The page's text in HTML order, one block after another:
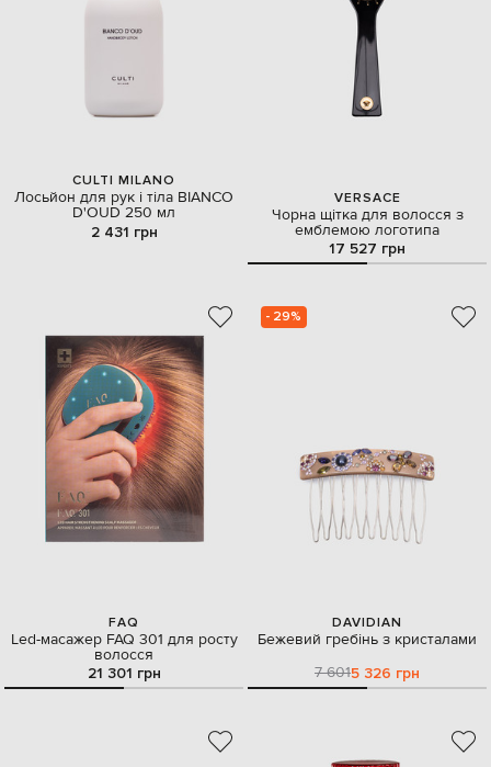
CULTI MILANO
Лосьйон для рук і тіла BIANCO
D'OUD 250 мл
2 431 грн
VERSACE
Чорна щітка для волосся з
емблемою логотипа
17 527 грн
FAQ
Led-масажер FAQ 301 для росту
волосся
21 301 грн
- 29%
DAVIDIAN
Бежевий гребінь з кристалами
7 6015 326 грн